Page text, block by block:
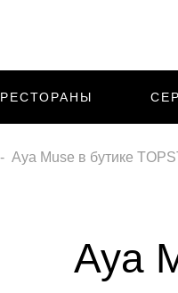
РЕСТОРАНЫ
Aya Muse в бутике
Aya